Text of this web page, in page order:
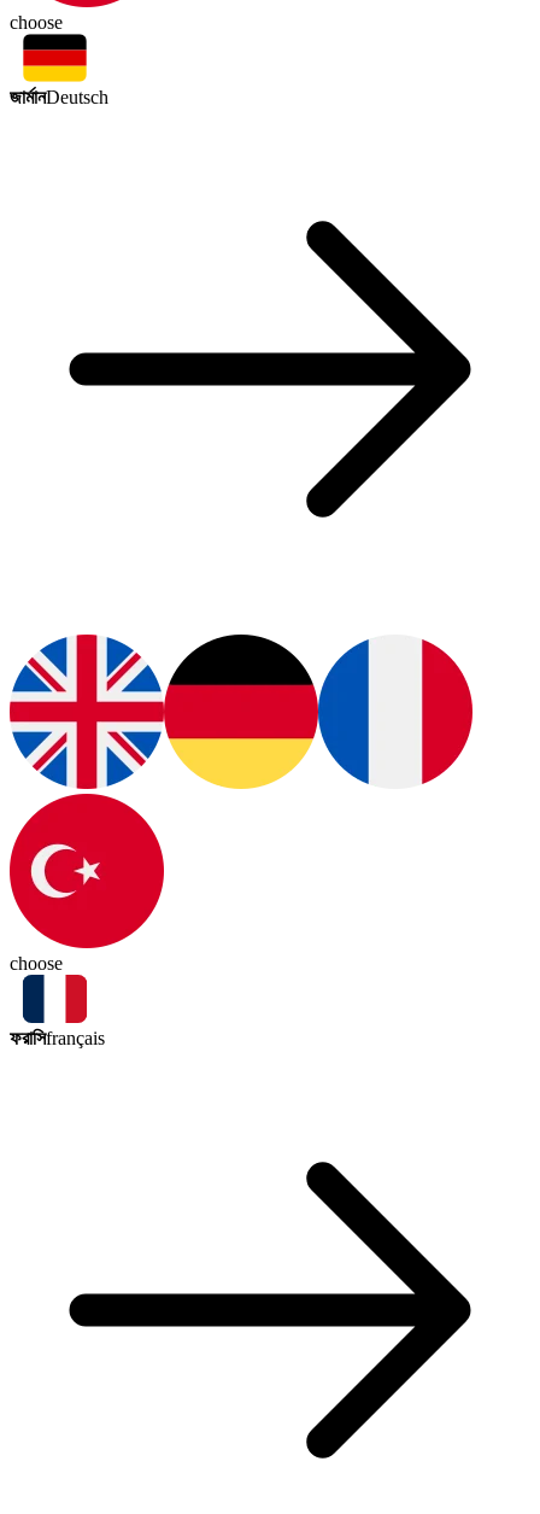
choose
জার্মানDeutsch
choose
ফরাসিfrançais